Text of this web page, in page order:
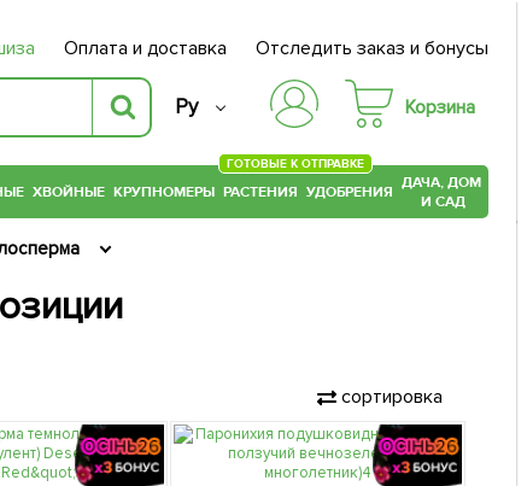
Оплата и доставка Отследить заказ и бонусы
Ру Корзина
ХВОЙНЫЕ КРУПНОМЕРЫ РАСТЕНИЯ
ГОТОВЫЕ К ОТПРАВКЕ
УДОБРЕНИЯ ДАЧА, ДОМ
И САД
сортировка